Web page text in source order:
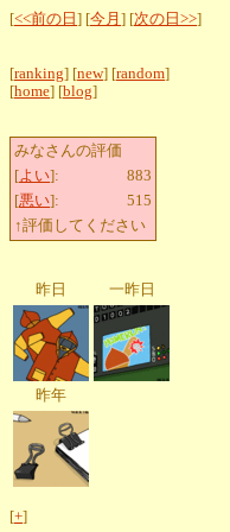
[<<前の日 ] [今月 ] [次の日>>]
[ranking] [new] [random]
[home] [blog]
みなさんの評価
[よい]:
883
[悪い]:
515
↑評価してください
昨日 一昨日
昨年
[+]